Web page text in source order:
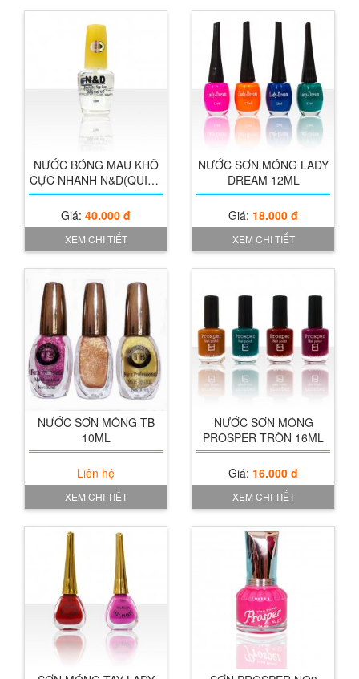
NƯỚC BÓNG MAU KHÔ
CỰC NHANH N&D(QUICK
DRY TOP COAT)
Giá: 40.000 đ
XEM CHI TIẾT
Xem chi tiết
NƯỚC SƠN MÓNG LADY
DREAM 12ML
Giá: 18.000 đ
XEM CHI TIẾT
NƯỚC SƠN MÓNG TB
10ML
Liên hệ
XEM CHI TIẾT
Xem chi tiết
NƯỚC SƠN MÓNG
PROSPER TRÒN 16ML
Giá: 16.000 đ
XEM CHI TIẾT
Xem chi tiết
Giá: 60.000 đ
Nước sơn móng Prosper Silver cap
Giá:
XEM CHI TIẾT